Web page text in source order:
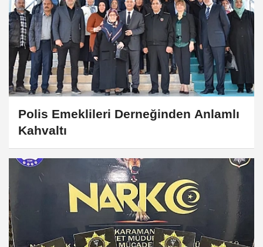
Polis Emeklileri Derneğinden Anlamlı
Kahvaltı